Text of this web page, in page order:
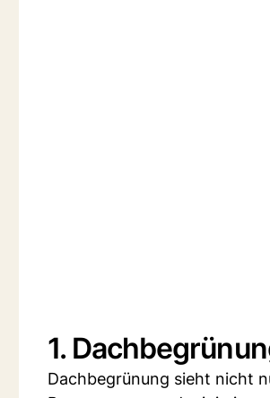
1.
Dachbegrünung sieht nicht